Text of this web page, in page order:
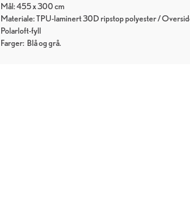
Mål: 455 x 300 cm
Materiale: TPU-laminert 30D ripstop polyester /
Polarloft-fyll
Farger: Blå grå